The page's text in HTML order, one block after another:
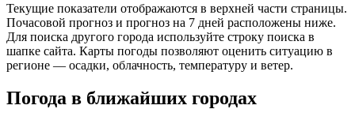
Текущие показатели отображаются в верхней части страницы.
Почасовой прогноз и прогноз на 7 дней расположены ниже.
Для поиска другого города используйте строку поиска в
шапке сайта. Карты погоды позволяют оценить ситуацию в
регионе — осадки, облачность, температуру и ветер.
Погода в ближайших городах